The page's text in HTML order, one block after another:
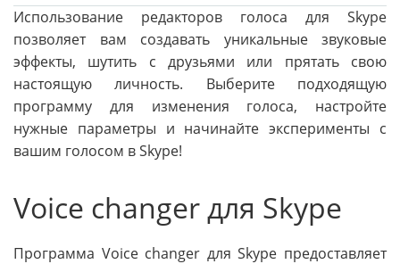
Использование редакторов голоса для Skype
позволяет вам создавать уникальные звуковые
эффекты, шутить с друзьями или прятать свою
настоящую личность. Выберите подходящую
программу для изменения голоса, настройте
нужные параметры и начинайте эксперименты с
вашим голосом в Skype!
Voice changer для Skype
Программа Voice changer для Skype предоставляет